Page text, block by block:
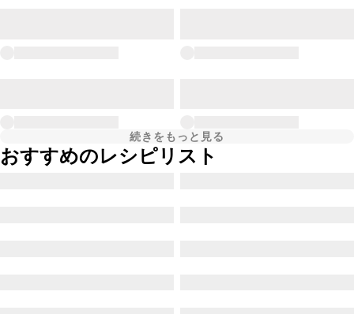
続きをもっと見る
おすすめのレシピリスト